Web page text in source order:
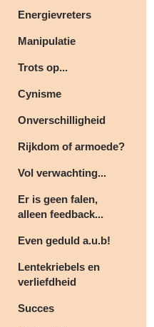
Energievreters
Manipulatie
Trots op...
Cynisme
Onverschilligheid
Rijkdom of armoede?
Vol verwachting...
Er is geen falen,
alleen feedback...
Even geduld a.u.b!
Lentekriebels en
verliefdheid
Succes